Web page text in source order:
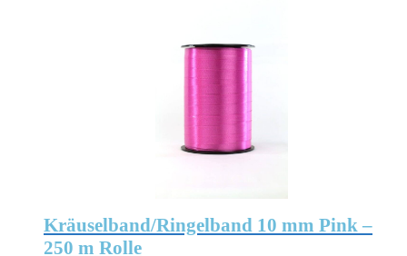
Kräuselband/Ringelband 10 mm Pink –
250 m Rolle